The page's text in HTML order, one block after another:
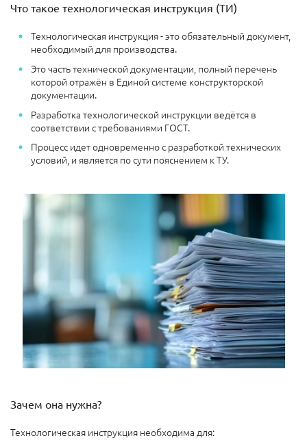
Что такое технологическая инструкция (ТИ)
Технологическая инструкция - это обязательный документ,
необходимый для производства.
Это часть технической документации, полный перечень
которой отражён в Единой системе конструкторской
документации.
Разработка технологической инструкции ведётся в
соответствии с требованиями ГОСТ.
Процесс идет одновременно с разработкой технических
условий, и является по сути пояснением к ТУ.
Зачем она нужна?
Технологическая инструкция необходима для: